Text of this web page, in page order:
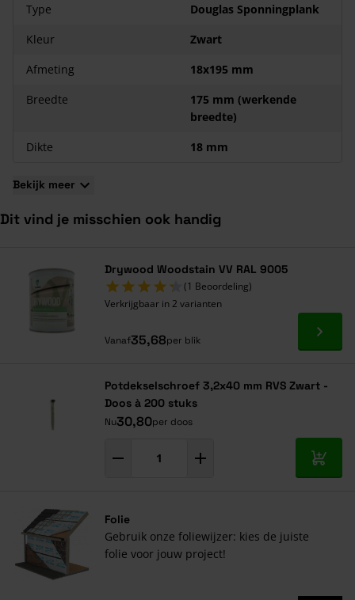
Type
Douglas Sponningplank
Kleur
Zwart
Afmeting
18x195 mm
Breedte
175 mm (werkende
breedte)
Dikte
18 mm
Bekijk meer
Dit vind je misschien ook handig
Drywood Woodstain VV RAL 9005
(1 Beoordeling)
Verkrijgbaar in 2 varianten
Vanaf35,68per blik Ga
Potdekselschroef 3,2x40 mm RVS Zwart -
Doos à 200 stuks
Nu30,80per doos
In
Folie
Gebruik onze foliewijzer: kies de juiste
folie voor jouw project!